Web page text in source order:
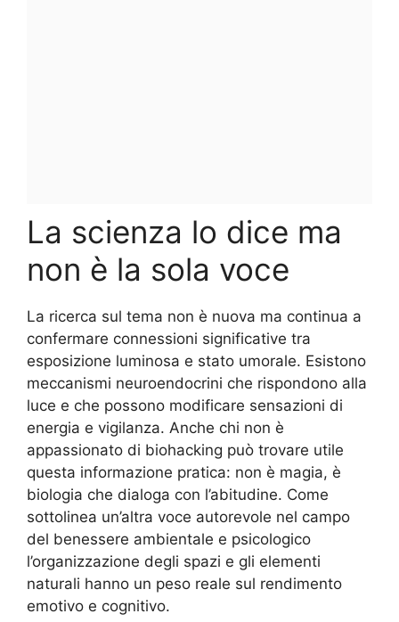
La scienza lo dice ma
non è la sola voce
La ricerca sul tema non è nuova ma continua a
confermare connessioni significative tra
esposizione luminosa e stato umorale. Esistono
meccanismi neuroendocrini che rispondono alla
luce e che possono modificare sensazioni di
energia e vigilanza. Anche chi non è
appassionato di biohacking può trovare utile
questa informazione pratica: non è magia, è
biologia che dialoga con l’abitudine. Come
sottolinea un’altra voce autorevole nel campo
del benessere ambientale e psicologico
l’organizzazione degli spazi e gli elementi
naturali hanno un peso reale sul rendimento
emotivo e cognitivo.